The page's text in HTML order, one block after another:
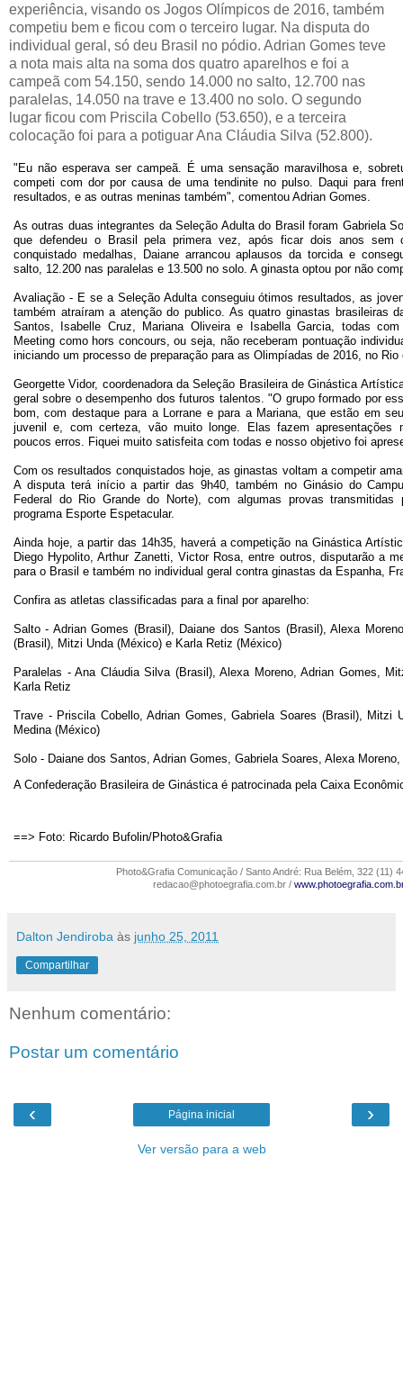
experiência, visando os Jogos Olímpicos de 2016, também
competiu bem e ficou com o terceiro lugar. Na disputa do
individual geral, só deu Brasil no pódio. Adrian Gomes teve
a nota mais alta na soma dos quatro aparelhos e foi a
campeã com 54.150, sendo 14.000 no salto, 12.700 nas
paralelas, 14.050 na trave e 13.400 no solo. O segundo
lugar ficou com Priscila Cobello (53.650), e a terceira
colocação foi para a potiguar Ana Cláudia Silva (52.800).
"Eu não esperava ser campeã. É uma sensação maravilhosa e,
competi com dor por causa de uma tendinite no pulso. Daqui para
resultados, e as outras meninas também", comentou Adrian Gomes.
As outras duas integrantes da Seleção Adulta do Brasil foram Gabriela
que defendeu o Brasil pela primera vez, após ficar dois anos sem
conquistado medalhas, Daiane arrancou aplausos da torcida e
salto, 12.200 nas paralelas e 13.500 no solo. A ginasta optou por não
Avaliação - E se a Seleção Adulta conseguiu ótimos resultados, as
também atraíram a atenção do publico. As quatro ginastas brasileiras
Santos, Isabelle Cruz, Mariana Oliveira e Isabella Garcia, todas
Meeting como hors concours, ou seja, não receberam pontuação
iniciando um processo de preparação para as Olimpíadas de 2016, no Rio
Georgette Vidor, coordenadora da Seleção Brasileira de Ginástica
geral sobre o desempenho dos futuros talentos. "O grupo formado por
bom, com destaque para a Lorrane e para a Mariana, que estão em
juvenil e, com certeza, vão muito longe. Elas fazem apresentações
poucos erros. Fiquei muito satisfeita com todas e nosso objetivo foi
Com os resultados conquistados hoje, as ginastas voltam a competir
A disputa terá início a partir das 9h40, também no Ginásio do
Federal do Rio Grande do Norte), com algumas provas
programa Esporte Espetacular.
Ainda hoje, a partir das 14h35, haverá a competição na Ginástica
Diego Hypolito, Arthur Zanetti, Victor Rosa, entre outros, disputarão a
para o Brasil e também no individual geral contra ginastas da Espanha,
Confira as atletas classificadas para a final por aparelho:
Salto - Adrian Gomes (Brasil), Daiane dos Santos (Brasil), Alexa
(Brasil), Mitzi Unda (México) e Karla Retiz (México)
Paralelas - Ana Cláudia Silva (Brasil), Alexa Moreno, Adrian Gomes,
Karla Retiz
Trave - Priscila Cobello, Adrian Gomes, Gabriela Soares (Brasil), Mitzi
Medina (México)
Solo - Daiane dos Santos, Adrian Gomes, Gabriela Soares, Alexa
A Confederação Brasileira de Ginástica é patrocinada pela Caixa
==> Foto: Ricardo Bufolin/Photo&Grafia
Photo&Grafia Comunicação / Santo André: Rua Belém, 322 (11)
redacao@photoegrafia.com.br /
Dalton Jendiroba às junho 25, 2011
Compartilhar
Nenhum comentário:
Postar um comentário
‹ ›
Página inicial
Ver versão para a web